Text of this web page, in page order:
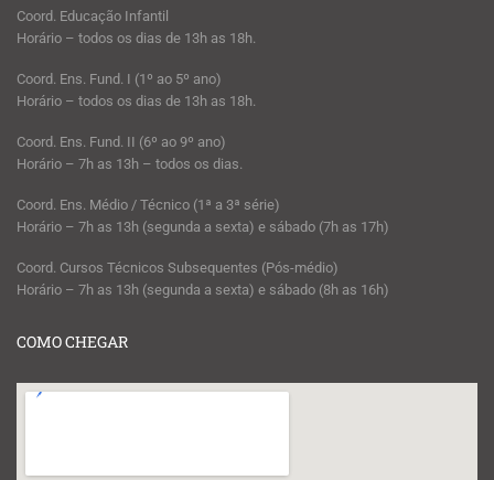
Coord. Educação Infantil
Horário – todos os dias de 13h as 18h.
Coord. Ens. Fund. I (1º ao 5º ano)
Horário – todos os dias de 13h as 18h.
Coord. Ens. Fund. II (6º ao 9º ano)
Horário – 7h as 13h – todos os dias.
Coord. Ens. Médio / Técnico (1ª a 3ª série)
Horário – 7h as 13h (segunda a sexta) e sábado (7h as 17h)
Coord. Cursos Técnicos Subsequentes (Pós-médio)
Horário – 7h as 13h (segunda a sexta) e sábado (8h as 16h)
COMO CHEGAR